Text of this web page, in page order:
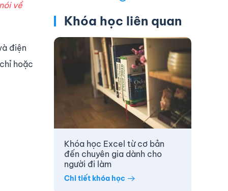
về
điện
hoặc
Khóa học liên quan
Khóa học Excel từ cơ bản
đến chuyên gia dành cho
người đi làm
Chi tiết khóa học